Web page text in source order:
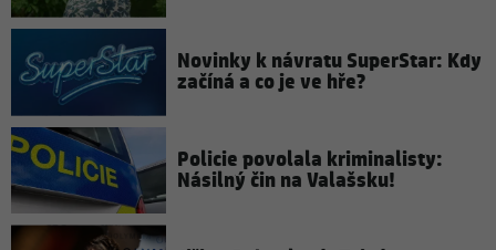
Novinky k návratu SuperStar: Kdy
začíná a co je ve hře?
Policie povolala kriminalisty:
Násilný čin na Valašsku!